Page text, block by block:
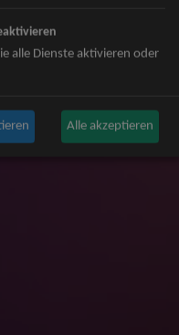
alle Dienste aktivieren oder
Alle akzeptieren